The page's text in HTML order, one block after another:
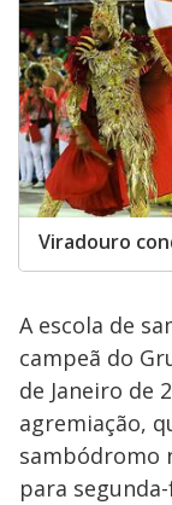
Viradouro
A escola de
campeã do
de Janeiro de
agremiação,
sambódromo
para